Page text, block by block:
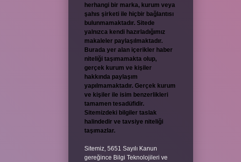
herhangi bir marka, kurum veya
şahıs şirketi ile hiçbir bağlantısı
bulunmamaktadır. Sitede
yalnızca kendi hazırladığımız
makaleler paylaşılmaktadır.
Burada yer alan içerikler haber
niteliği taşımamakta olup,
gerçek kurum ve kişiler
hakkında paylaşım
yapılmamaktadır. Gerçek kurum
ve kişiler ile isim benzerlikleri
tamamen tesadüfidir.
Sitemizdeki bilgiler taslak
halindedir ve tavsiye niteliği
taşımazlar.
Sitemiz, 5651 Sayılı Kanun
gereğince Bilgi Teknolojileri ve